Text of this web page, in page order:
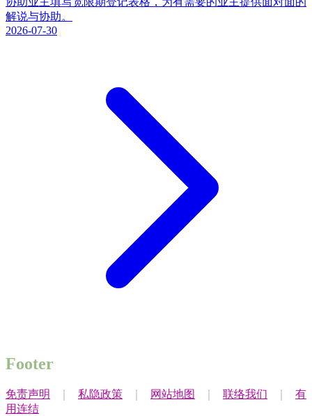
解说与协助。
2026-07-30
Footer
免责声明 私隐政策 网站地图 联络我们
有
用连结